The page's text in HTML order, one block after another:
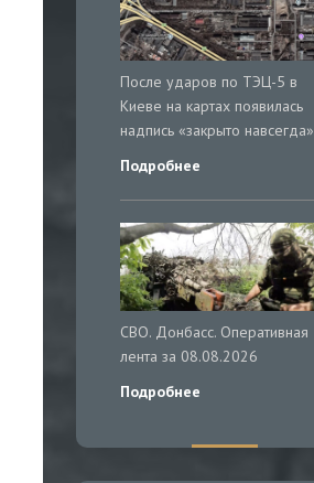
После ударов по ТЭЦ-5 в
Киеве на картах появилась
надпись «закрыто навсегда»
Подробнее
СВО. Донбасс. Оперативная
лента за 08.08.2026
Подробнее